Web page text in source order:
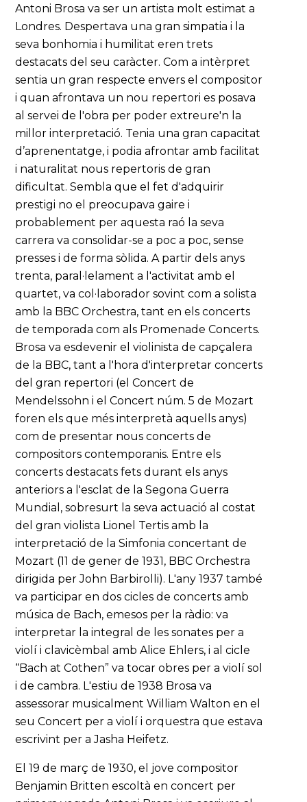
Antoni Brosa va ser un artista molt estimat a
Londres. Despertava una gran simpatia i la
seva bonhomia i humilitat eren trets
destacats del seu caràcter. Com a intèrpret
sentia un gran respecte envers el compositor
i quan afrontava un nou repertori es posava
al servei de l'obra per poder extreure'n la
millor interpretació. Tenia una gran capacitat
d’aprenentatge, i podia afrontar amb facilitat
i naturalitat nous repertoris de gran
dificultat. Sembla que el fet d'adquirir
prestigi no el preocupava gaire i
probablement per aquesta raó la seva
carrera va consolidar-se a poc a poc, sense
presses i de forma sòlida. A partir dels anys
trenta, paral·lelament a l'activitat amb el
quartet, va col·laborador sovint com a solista
amb la BBC Orchestra, tant en els concerts
de temporada com als Promenade Concerts.
Brosa va esdevenir el violinista de capçalera
de la BBC, tant a l'hora d'interpretar concerts
del gran repertori (el Concert de
Mendelssohn i el Concert núm. 5 de Mozart
foren els que més interpretà aquells anys)
com de presentar nous concerts de
compositors contemporanis. Entre els
concerts destacats fets durant els anys
anteriors a l'esclat de la Segona Guerra
Mundial, sobresurt la seva actuació al costat
del gran violista Lionel Tertis amb la
interpretació de la Simfonia concertant de
Mozart (11 de gener de 1931, BBC Orchestra
dirigida per John Barbirolli). L'any 1937 també
va participar en dos cicles de concerts amb
música de Bach, emesos per la ràdio: va
interpretar la integral de les sonates per a
violí i clavicèmbal amb Alice Ehlers, i al cicle
“Bach at Cothen” va tocar obres per a violí sol
i de cambra. L'estiu de 1938 Brosa va
assessorar musicalment William Walton en el
seu Concert per a violí i orquestra que estava
escrivint per a Jasha Heifetz.
El 19 de març de 1930, el jove compositor
Benjamin Britten escoltà en concert per